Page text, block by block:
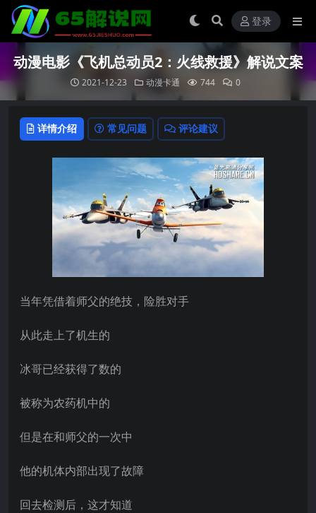
登录
动漫电影《飞机总动员2：火线救援》解说文案
2021-12-23 动漫卡通 744 0
详情介绍 常见问题 评论建议
当年凭借着师父的绝技，险胜对手
从此走上了机生的
冰哥已经获得了数的
被称为农药机中的
但是在和师父的一次中
他的机体内部出现了故障
回去检测后，这才知道